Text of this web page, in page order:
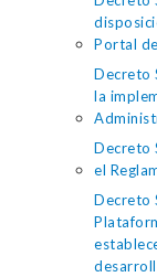
Portal
Decreto
la
Decreto
el
Decreto